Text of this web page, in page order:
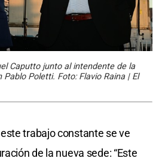
Caputto junto al intendente de la
Poletti. Foto: Flavio Raina | El
trabajo constante se ve
de la nueva sede: “Este